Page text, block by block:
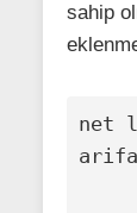
sahip
net